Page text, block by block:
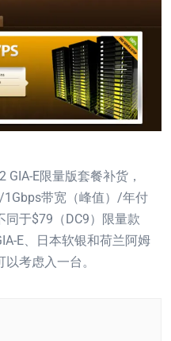
E限量版套餐补货，
带宽（峰值）/年付
同于$79（DC9）限量款
E、日本软银和荷兰阿姆
考虑入一台。